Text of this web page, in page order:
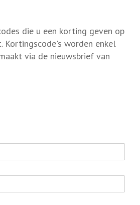
die u een korting geven op
Kortingscode's worden enkel
via de nieuwsbrief van